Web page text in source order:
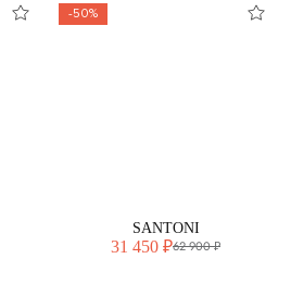
-50%
SANTONI
31 450 ₽62 900 ₽